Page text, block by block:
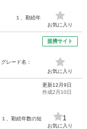
、勤続年
お気に入り
レード名：
提携サイト
お気に入り
年数の短
更新12月9日
作成2月10日
1
お気に入り